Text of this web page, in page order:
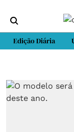
Edição Diária